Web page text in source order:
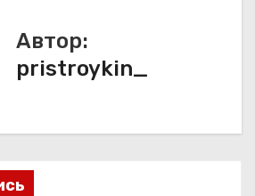
Автор:
pristroykin_